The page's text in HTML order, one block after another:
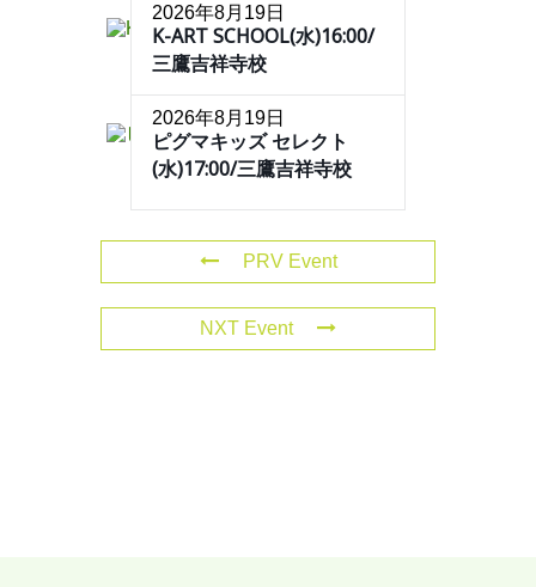
2026年8月19日
K-ART SCHOOL(水)16:00/
三鷹吉祥寺校
2026年8月19日
ピグマキッズ セレクト
(水)17:00/三鷹吉祥寺校
PRV Event
NXT Event